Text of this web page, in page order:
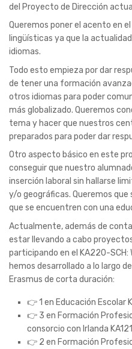
del Proyecto de Dirección
Queremos poner el acento en
lingüísticas ya que la
idiomas.
Todo esto empieza por dar
de tener una formación
otros idiomas para poder
más globalizado. Queremos
tema y hacer que nuestros
preparados para poder dar
Otro aspecto básico en este
conseguir que nuestro
inserción laboral sin hallarse
y/o geográficas. Queremos que
que se encuentren con una
Actualmente, además de
estar llevando a cabo
participando en el KA220-
hemos desarrollado a lo largo
Erasmus de corta duración:
👉 1 en Educación Escolar
👉 3 en Formación
consorcio con Irlanda
👉 2 en Formación